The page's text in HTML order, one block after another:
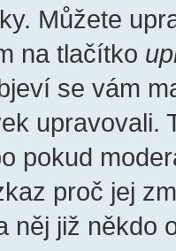
Můžete
na tlačítko
se vám
upravovali.
pokud
proč jej
něj již někdo